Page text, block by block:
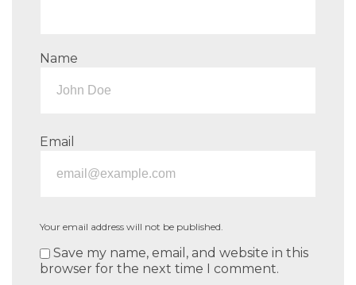
Name
Email
Your email address will not be published.
Save my name, email, and website in this
browser for the next time I comment.